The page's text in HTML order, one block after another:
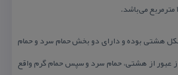
هشتی بوده و دارای دو بخش حمام سرد و حمام
عبور از هشتی، حمام سرد و سپس حمام گرم واقع